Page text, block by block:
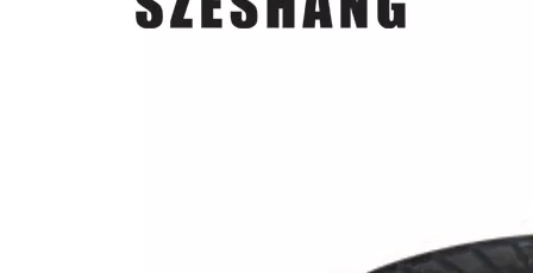
de baja
aleación.